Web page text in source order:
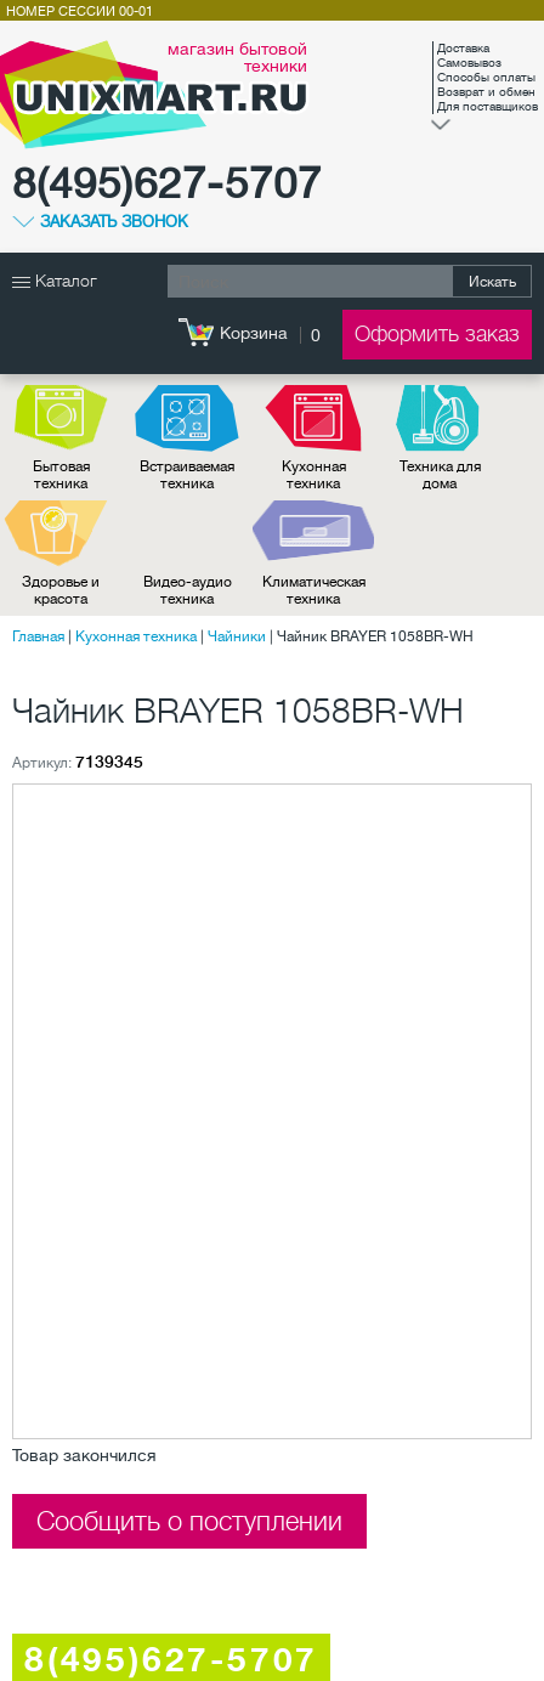
магазин бытовой
техники
8(495)627-5707
ЗАКАЗАТЬ ЗВОНОК
Доставка
Самовывоз
Способы оплаты
Возврат и обмен
Для поставщиков
НОМЕР СЕССИИ 00-01
Каталог Искать
Корзина 0 Оформить заказ
Бытовая
техника
Встраиваемая
техника
Кухонная
техника
Техника для
дома
Здоровье и
красота
Видео-аудио
техника
Климатическая
техника
Главная Кухонная техника| Чайники Чайник BRAYER 1058BR-WH
Чайник BRAYER 1058BR-WH
Артикул: 7139345
Товар закончился
Сообщить о поступлении
8(495)627-5707